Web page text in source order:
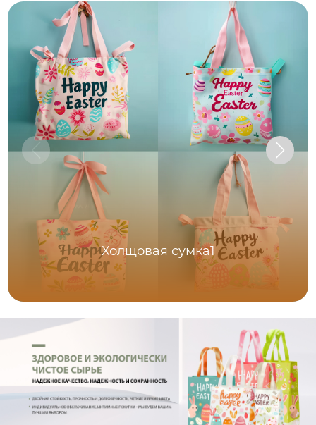
Холщовая сумка1